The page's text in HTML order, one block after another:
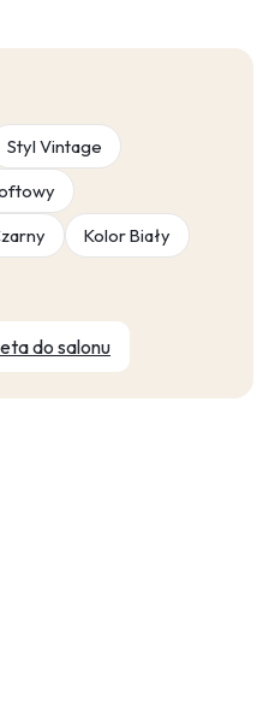
Styl Vintage
Kolor Biały
do salonu